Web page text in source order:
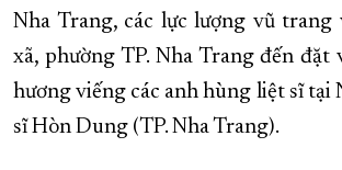
Nha Trang, các lực lượng vũ trang
xã, phường TP. Nha Trang đến đặt
hương viếng các anh hùng liệt sĩ tại
sĩ Hòn Dung (TP. Nha Trang).